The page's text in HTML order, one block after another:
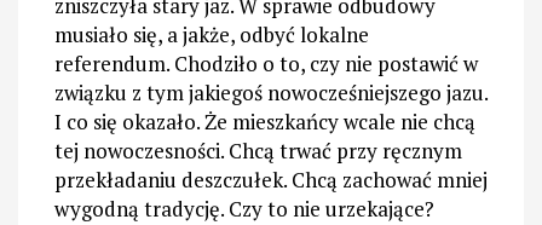
zniszczyła stary jaz. W sprawie odbudowy
musiało się, a jakże, odbyć lokalne
referendum. Chodziło o to, czy nie postawić w
związku z tym jakiegoś nowocześniejszego jazu.
I co się okazało. Że mieszkańcy wcale nie chcą
tej nowoczesności. Chcą trwać przy ręcznym
przekładaniu deszczułek. Chcą zachować mniej
wygodną tradycję. Czy to nie urzekające?